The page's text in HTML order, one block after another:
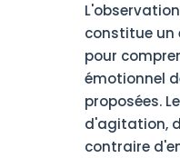
constitue un
pour
émotionnel
proposées.
d'agitation,
contraire